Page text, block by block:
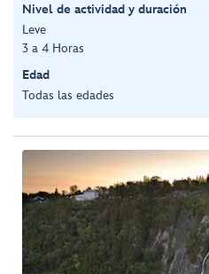
Nivel de actividad y duración
Leve
3 a 4 Horas
Edad
Todas las edades